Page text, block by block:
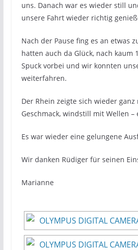
uns. Danach war es wieder still
unsere Fahrt wieder richtig
Nach der Pause fing es an etwas
hatten auch da Glück, nach kaum
Spuck vorbei und wir konnten
weiterfahren.
Der Rhein zeigte sich wieder
Geschmack, windstill mit Wellen –
Es war wieder eine gelungene
Wir danken Rüdiger für seinen
Marianne